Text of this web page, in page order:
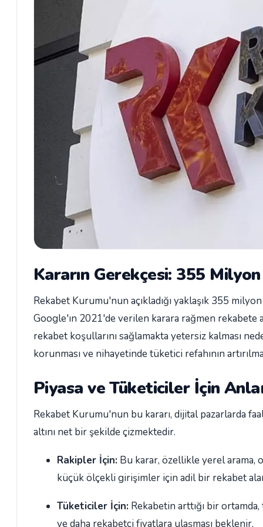
Kararın Gerekçesi: 355
Rekabet Kurumu'nun açıkladığı yaklaşık 355
Google'ın 2021'de verilen karara rağmen rekabete
rekabet koşullarını sağlamakta yetersiz kalması
korunması ve nihayetinde tüketici refahının
Piyasa ve Tüketiciler İçin
Rekabet Kurumu'nun bu kararı, dijital pazarlarda
altını net bir şekilde çizmektedir.
Rakipler İçin: Bu karar, özellikle yerel arama,
küçük ölçekli girişimler için adil bir rekabet
Tüketiciler İçin: Rekabetin arttığı bir
ve daha rekabetçi fiyatlara ulaşması beklenir.